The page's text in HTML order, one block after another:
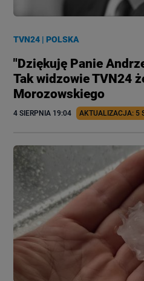
TVN24 |POLSKA
"Dziękuję Panie
Tak widzowie TVN24
Morozowskiego
4 SIERPNIA 19:04 AKTUALIZACJA: 5